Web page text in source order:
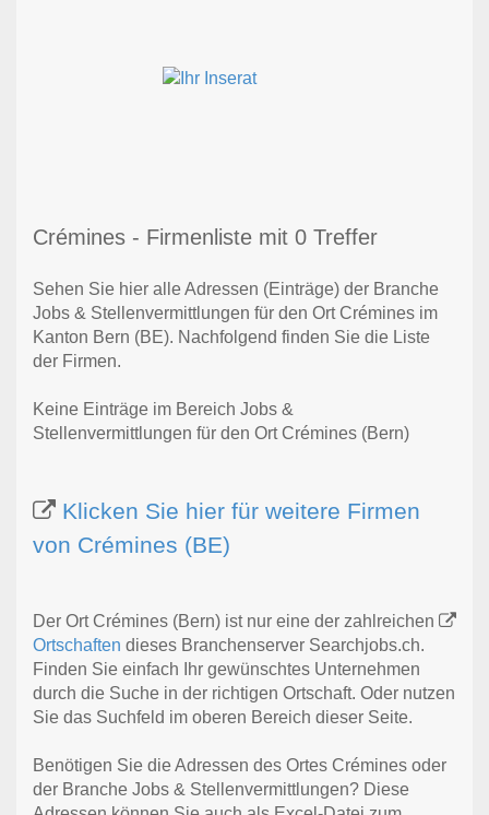
Crémines - Firmenliste mit 0 Treffer
Sehen Sie hier alle Adressen (Einträge) der Branche
Jobs & Stellenvermittlungen für den Ort Crémines im
Kanton Bern (BE). Nachfolgend finden Sie die Liste
der Firmen.
Keine Einträge im Bereich Jobs &
Stellenvermittlungen für den Ort Crémines (Bern)
Klicken Sie hier für weitere Firmen
von Crémines (BE)
Der Ort Crémines (Bern) ist nur eine der zahlreichen
Ortschaften dieses Branchenserver Searchjobs.ch.
Finden Sie einfach Ihr gewünschtes Unternehmen
durch die Suche in der richtigen Ortschaft. Oder nutzen
Sie das Suchfeld im oberen Bereich dieser Seite.
Benötigen Sie die Adressen des Ortes Crémines oder
der Branche Jobs & Stellenvermittlungen? Diese